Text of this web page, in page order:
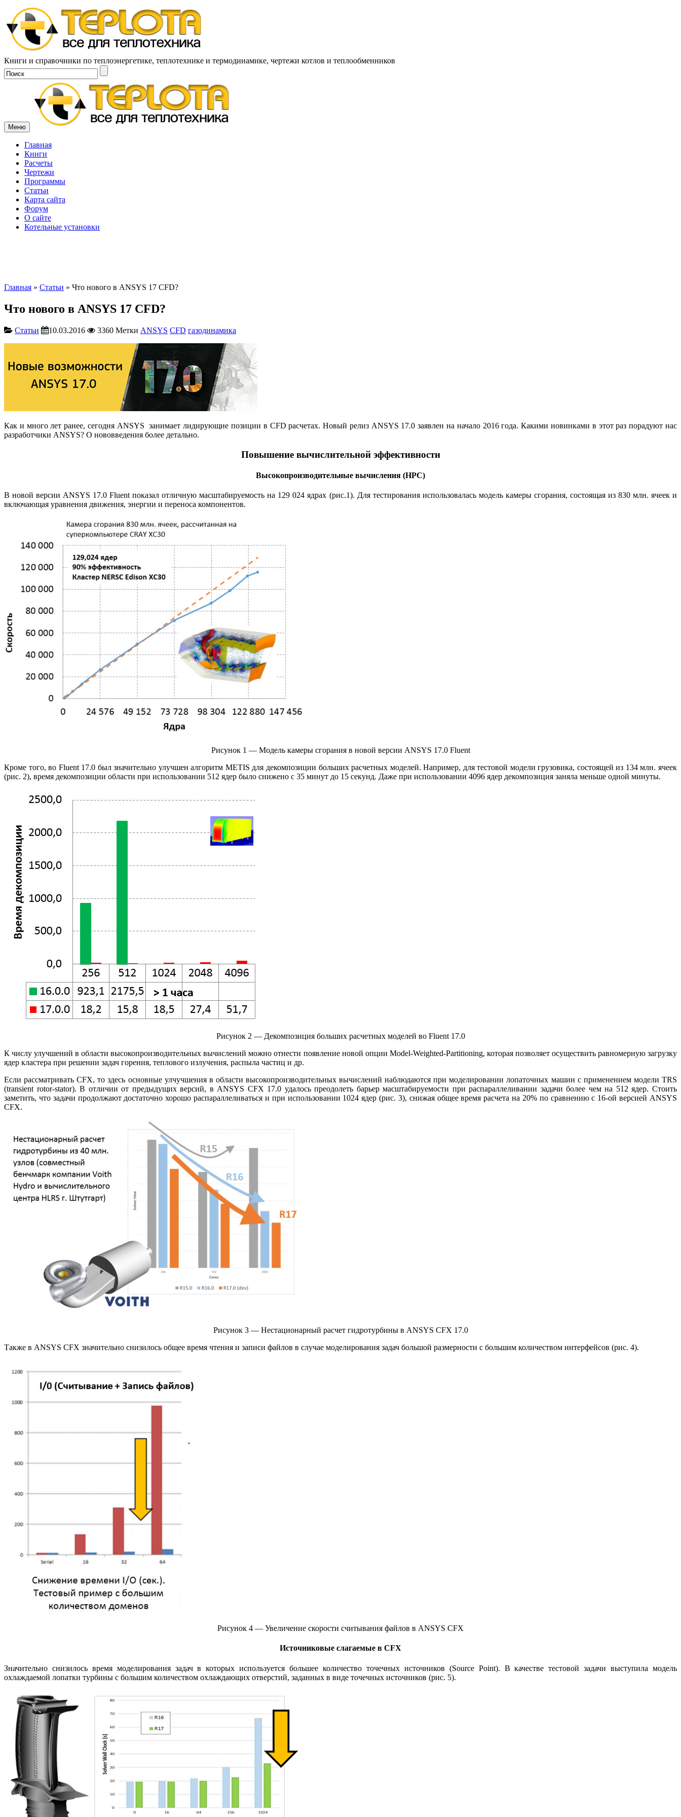
Книги и справочники по теплоэнергетике, теплотехнике и термодинамике, чертежи котлов и теплообменников
Меню
Главная
Книги
Расчеты
Чертежи
Программы
Статьи
Карта сайта
Форум
О сайте
Котельные установки
Главная » Статьи » Что нового в ANSYS 17 CFD?
Что нового в ANSYS 17 CFD?
Статьи 10.03.2016 3360 Метки ANSYS CFD газодинамика
Как и много лет ранее, сегодня ANSYS занимает лидирующие позиции в CFD расчетах. Новый релиз ANSYS 17.0 заявлен на начало 2016 года. Какими новинками в этот раз порадуют нас
разработчики ANSYS? О нововведения более детально.
Повышение вычислительной эффективности
Высокопроизводительные вычисления (HPC)
В новой версии ANSYS 17.0 Fluent показал отличную масштабируемость на 129 024 ядрах (рис.1). Для тестирования использовалась модель камеры сгорания, состоящая из 830 млн. ячеек и
включающая уравнения движения, энергии и переноса компонентов.
Рисунок 1 — Модель камеры сгорания в новой версии ANSYS 17.0 Fluent
Кроме того, во Fluent 17.0 был значительно улучшен алгоритм METIS для декомпозиции больших расчетных моделей. Например, для тестовой модели грузовика, состоящей из 134 млн. ячеек
(рис. 2), время декомпозиции области при использовании 512 ядер было снижено с 35 минут до 15 секунд. Даже при использовании 4096 ядер декомпозиция заняла меньше одной минуты.
Рисунок 2 — Декомпозиция больших расчетных моделей во Fluent 17.0
К числу улучшений в области высокопроизводительных вычислений можно отнести появление новой опции Model-Weighted-Partitioning, которая позволяет осуществить равномерную загрузку
ядер кластера при решении задач горения, теплового излучения, распыла частиц и др.
Если рассматривать CFX, то здесь основные улчучшения в области высокопроизводительных вычислений наблюдаются при моделировании лопаточных машин с применением модели TRS
(transient rotor-stator). В отличии от предыдущих версий, в ANSYS CFX 17.0 удалось преодолеть барьер масштабируемости при распараллеливании задачи более чем на 512 ядер. Стоить
заметить, что задачи продолжают достаточно хорошо распараллеливаться и при использовании 1024 ядер (рис. 3), снижая общее время расчета на 20% по сравнению с 16-ой версией ANSYS
CFX.
Рисунок 3 — Нестационарный расчет гидротурбины в ANSYS CFX 17.0
Также в ANSYS CFX значительно снизилось общее время чтения и записи файлов в случае моделирования задач большой размерности с большим количеством интерфейсов (рис. 4).
Рисунок 4 — Увеличение скорости считывания файлов в ANSYS CFX
Источниковые слагаемые в CFX
Значительно снизилось время моделирования задач в которых используется большее количество точечных источников (Source Point). В качестве тестовой задачи выступила модель
охлаждаемой лопатки турбины с большим количеством охлаждающих отверстий, заданных в виде точечных источников (рис. 5).